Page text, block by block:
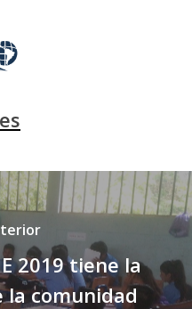
2019 tiene la
comunidad